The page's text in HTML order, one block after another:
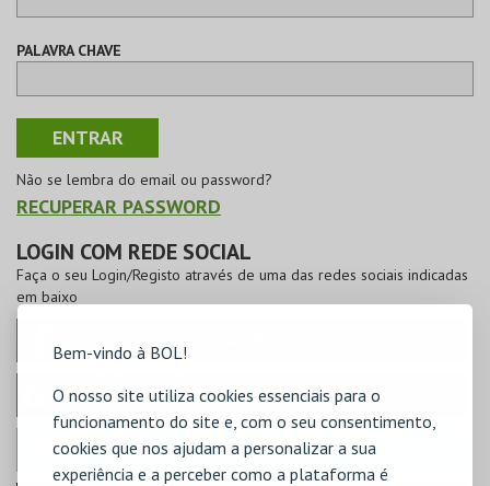
Bem-vindo à BOL!
O nosso site utiliza cookies essenciais para o
funcionamento do site e, com o seu consentimento,
cookies que nos ajudam a personalizar a sua
experiência e a perceber como a plataforma é
PALAVRA CHAVE
Não se lembra do email ou password?
RECUPERAR PASSWORD
LOGIN COM REDE SOCIAL
Faça o seu Login/Registo através de uma das redes sociais indicadas
em baixo
GOOGLE
MICROSOFT